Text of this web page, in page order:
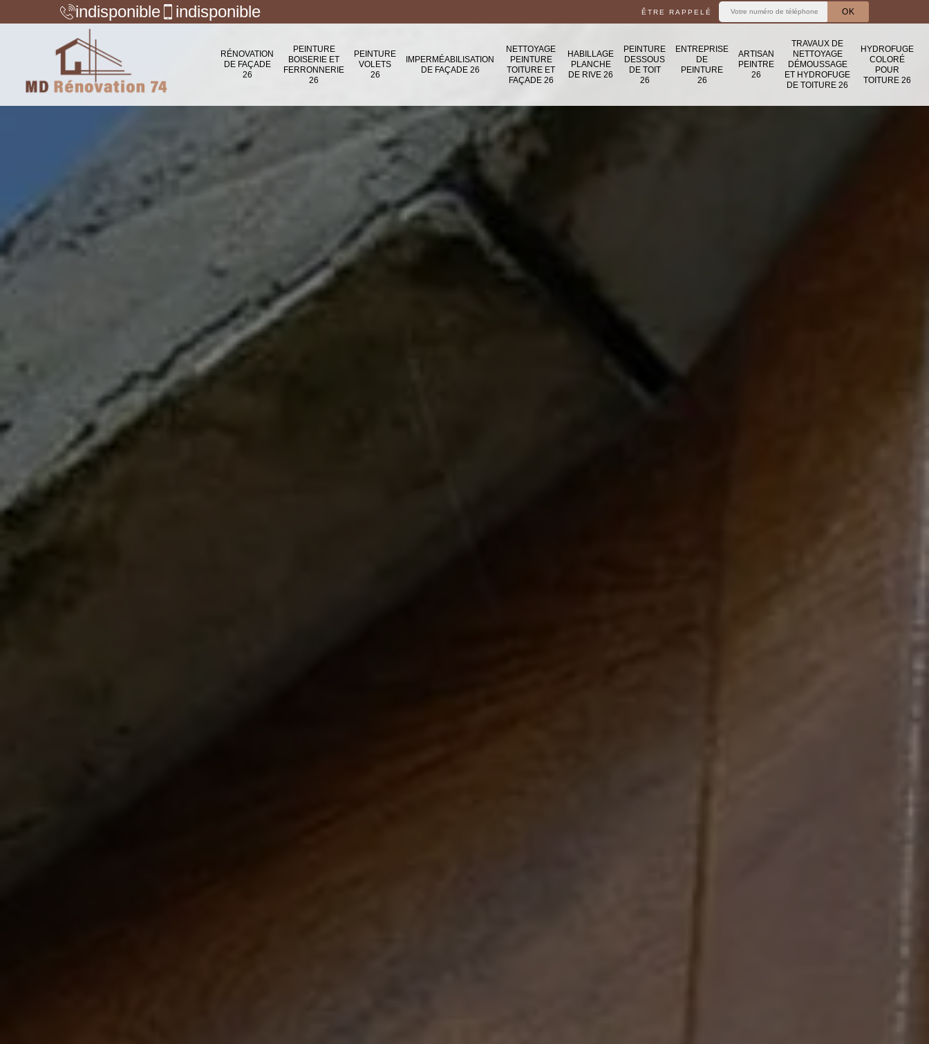
indisponible indisponible ÊTRE RAPPELÉ
RÉNOVATION
DE FAÇADE
26
PEINTURE
BOISERIE ET
FERRONNERIE
26
PEINTURE
VOLETS
26
IMPERMÉABILISATION
DE FAÇADE 26
NETTOYAGE
PEINTURE
TOITURE ET
FAÇADE 26
HABILLAGE
PLANCHE
DE RIVE 26
PEINTURE
DESSOUS
DE TOIT
26
ENTREPRISE
DE
PEINTURE
26
ARTISAN
PEINTRE
26
TRAVAUX DE
NETTOYAGE
DÉMOUSSAGE
ET HYDROFUGE
DE TOITURE 26
HYDROFUGE
COLORÉ
POUR
TOITURE 26